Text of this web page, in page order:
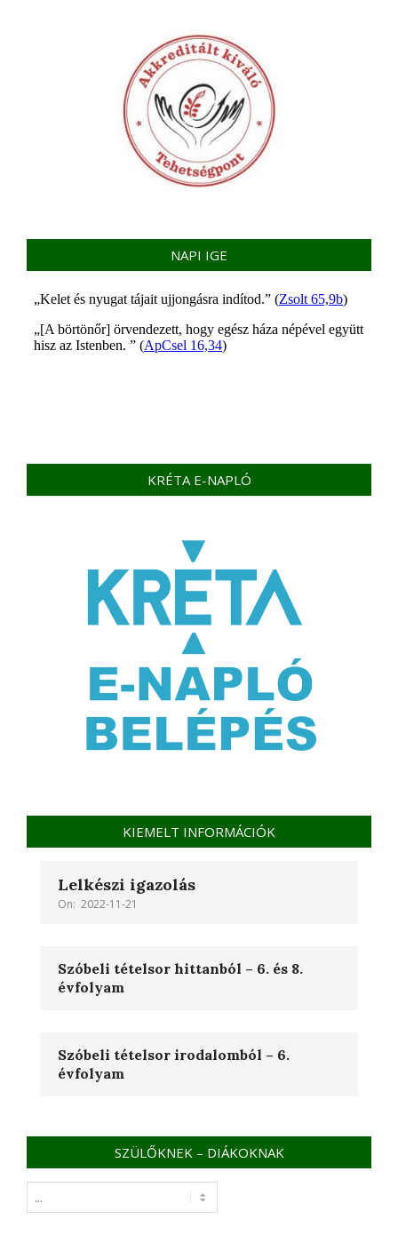
NAPI IGE
KRÉTA E-NAPLÓ
KIEMELT INFORMÁCIÓK
Lelkészi igazolás
On: 2022-11-21
Szóbeli tételsor hittanból – 6. és 8.
évfolyam
Szóbeli tételsor irodalomból – 6.
évfolyam
SZÜLŐKNEK – DIÁKOKNAK
–